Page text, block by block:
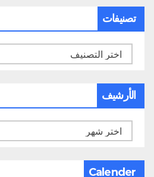
تصنيفات
تصنيفات
الأرشيف
الأرشيف
Calender